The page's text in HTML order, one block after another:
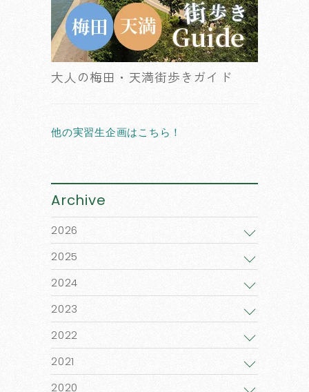
大人の梅田・天満街歩きガイド
他の実習生企画はこちら！
Archive
2026
2025
2024
2023
2022
2021
2020